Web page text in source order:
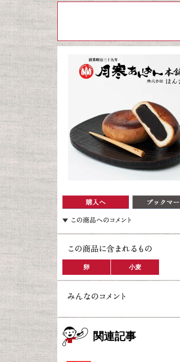
卵 小麦
関連記事